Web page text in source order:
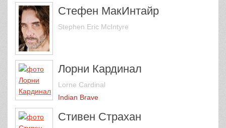
Стефен МакИнтайр
Stephen Eric McIntyre
Лорни Кардинал
Lorne Cardinal
Indian Brave
Стивен Страхан